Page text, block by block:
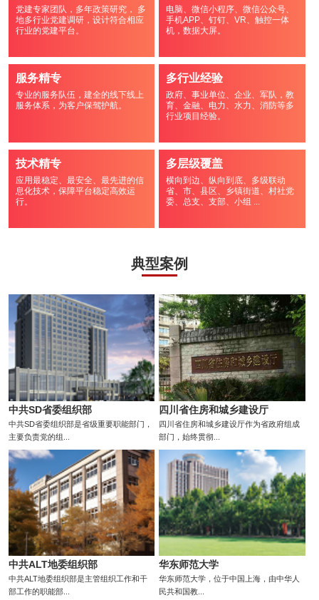
党建专家团队，多年政策研究， 多
地多行业党建调研，设计符合相应
行业的党建平台。
电脑、微信小程序、微信公众号、
手机APP、钉钉、VR、触控一体
机，数据大屏。
服务精专
专业的服务队伍，建全的线下线上
服务体系，为客户保驾护航。
多行业经验
政府、事业单位、企业、军队，教
育、金融、电力、水力、消防等多
行业项目经验。
技术精专
应用最稳定、最安全、最先进的信
息化技术，保障平台稳定高效运
行。
多层级覆盖
横向到边、纵向到底、多级联动
省、市、县区、乡镇街道、村社党
委、总支、支部、小组 ...
典型案例
中共SD省委组织部
中共SD省委组织部是省级重要职能部门，
主要负责党的组...
四川省住房和城乡建设厅
四川省住房和城乡建设厅作为省政府组成
部门，始终贯彻...
中共ALT地委组织部
中共ALT地委组织部是主管组织工作和干
部工作的职能部...
华东师范大学
华东师范大学，位于中国上海，由中华人
民共和国教...